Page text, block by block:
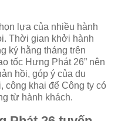
lựa của nhiều hành
Thời gian khởi hành
ký hằng tháng trên
tốc Hưng Phát 26” nên
hồi, góp ý của du
công khai để Công ty có
từ hành khách.